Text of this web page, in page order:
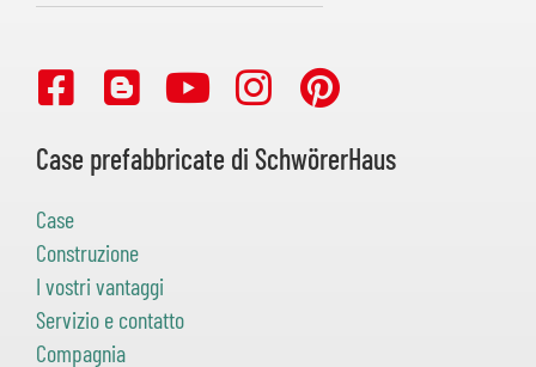
Case prefabbricate di SchwörerHaus
Case
Construzione
I vostri vantaggi
Servizio e contatto
Compagnia